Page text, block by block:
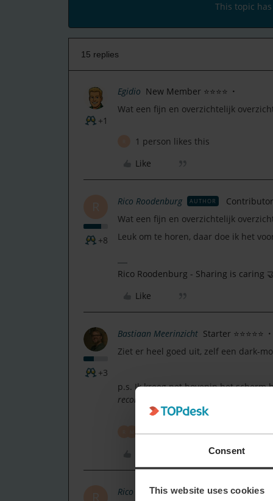
Consent
This website uses cookies
This topic
15 replies
+1
Egidio New Member ⭐⭐⭐⭐
Wat een fijn en overzichtelijk
1 person likes this
Like
+8
Rico Roodenburg AUTHOR Contributor
Wat een fijn en overzichtelijk
Leuk om te horen, daar doe ik het
Rico Roodenburg - Sharing is caring
Like
+3
Bastiaan Meerinzicht Starter ⭐⭐⭐⭐⭐
Ziet er heel goed uit, zelf een dark-
p.s. Ik kreeg net bovenin het
reconnect to the server: 1 0f 8
2 people like this
Rico Roodenburg AUTHOR Contributor